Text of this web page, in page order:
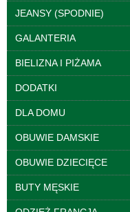
JEANSY (SPODNIE)
GALANTERIA
BIELIZNA I PIŻAMA
DODATKI
DLA DOMU
OBUWIE DAMSKIE
OBUWIE DZIECIĘCE
BUTY MĘSKIE
Bluzy damskie Roz L-
3XL. 1 kolor. Paczka
10 szt
39.00 zł